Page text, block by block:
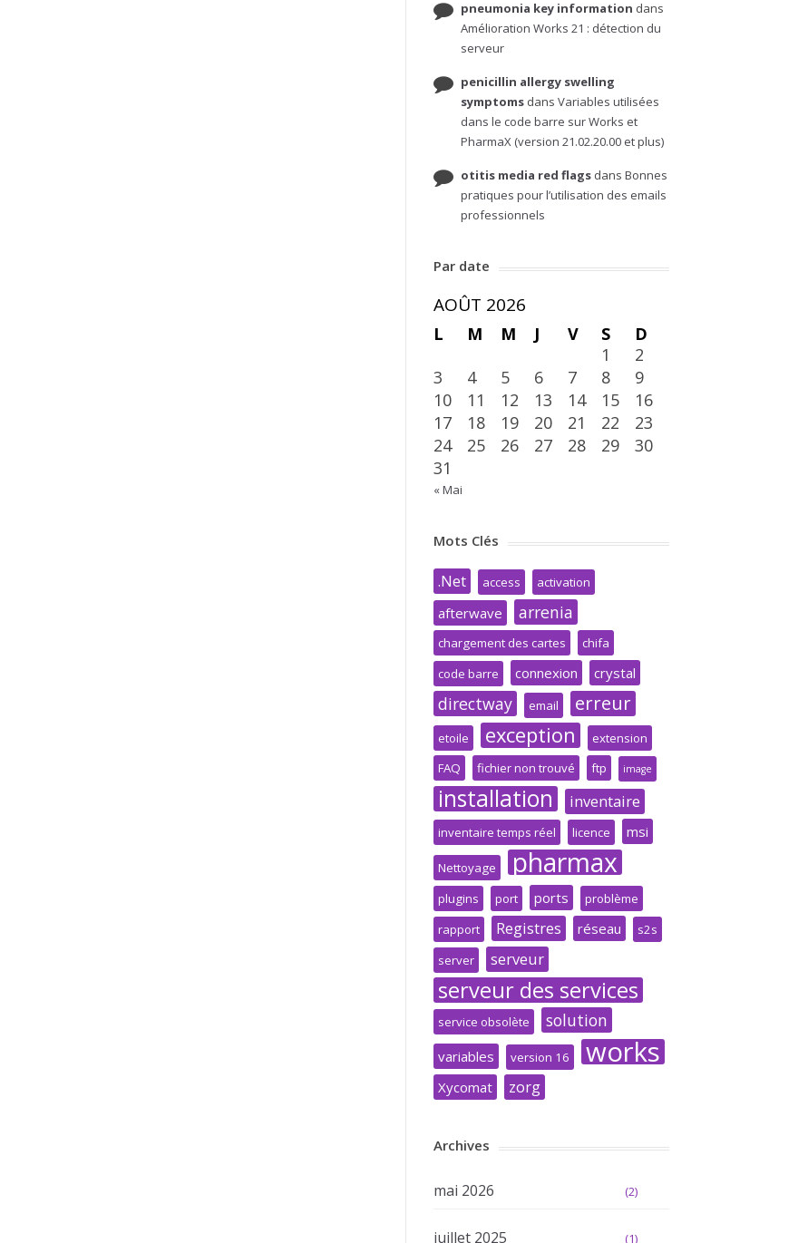
pneumonia key information dans
Amélioration Works 21 : détection du
serveur
penicillin allergy swelling
symptomsdans Variables utilisées
dans le code barre sur Works et
PharmaX (version 21.02.20.00 et plus)
otitis media red flagsdans Bonnes
pratiques pour l’utilisation des emails
professionnels
Par date
AOÛT 2026
L M M J V S
D
1
2
3
4 5 6 7 8
9
10
11 12 13 14 15
16
17
18 19 20 21 22
23
24
25 26 27 28 29
30
31
« Mai
Mots Clés
.Net access activation
afterwave arrenia
chargement des cartes
chifa
code barre
connexion crystal
directway email erreur
etoile exception
extension
FAQ
fichier non trouvé ftp image
installation inventaire
inventaire temps réel licence msi
Nettoyage pharmax
plugins port ports
problème
rapport
Registres réseau
s2s
server
serveur
serveur des services
service obsolète solution
variables version 16 works
Xycomat zorg
Archives
mai 2026 (2)
juillet 2025 (1)